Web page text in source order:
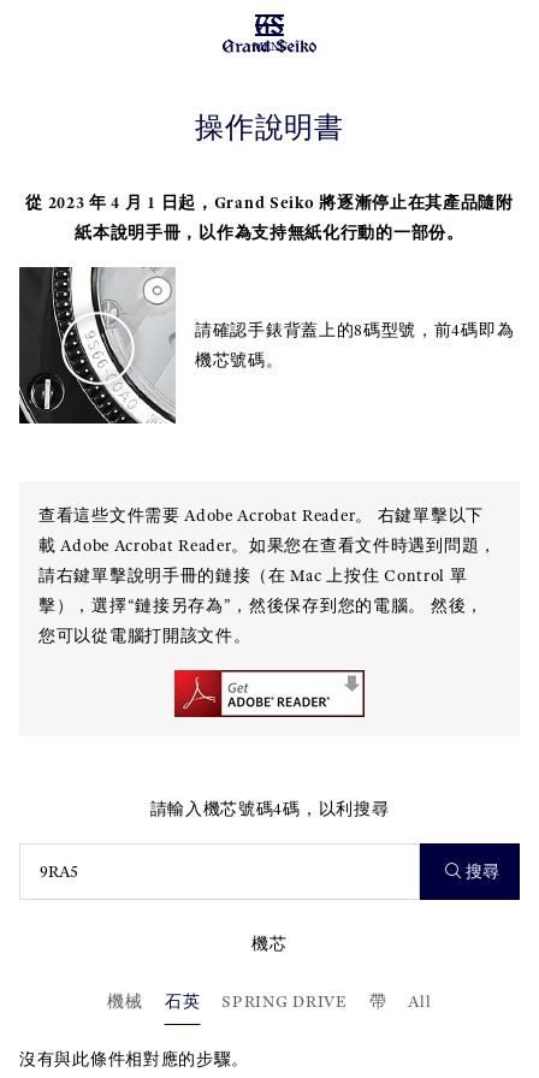
MENU
操作說明書
從 2023 年 4 月 1 日起，Grand Seiko 將逐漸停止在其產品隨附
紙本說明手冊，以作為支持無紙化行動的一部份。
請確認手錶背蓋上的8碼型號，前4碼即為
機芯號碼。
查看這些文件需要 Adobe Acrobat Reader。 右鍵單擊以下
載 Adobe Acrobat Reader。如果您在查看文件時遇到問題，
請右鍵單擊說明手冊的鏈接（在 Mac 上按住 Control 單
擊），選擇“鏈接另存為”，然後保存到您的電腦。 然後，
您可以從電腦打開該文件。
請輸入機芯號碼4碼，以利搜尋
搜尋
機芯
機械 石英 SPRING DRIVE 帶 All
沒有與此條件相對應的步驟。